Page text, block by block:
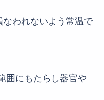
われないよう常温で
囲にもたらし器官や